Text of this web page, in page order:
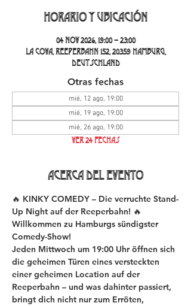
Horario y ubicación
04 nov 2026, 19:00 – 23:00
La Cova, Reeperbahn 152, 20359 Hamburg,
Deutschland
Otras fechas
mié, 12 ago, 19:00
mié, 19 ago, 19:00
mié, 26 ago, 19:00
Ver 24 fechas
Acerca del evento
🔥 KINKY COMEDY – Die verruchte Stand-
Up Night auf der Reeperbahn! 🔥
Willkommen zu Hamburgs sündigster
Comedy-Show!
Jeden Mittwoch um 19:00 Uhr öffnen sich
die geheimen Türen eines versteckten
einer geheimen Location auf der
Reeperbahn – und was dahinter passiert,
bringt dich nicht nur zum Erröten,